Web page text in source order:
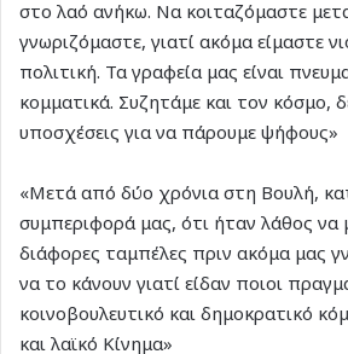
στο λαό ανήκω. Να κοιταζόμαστε
γνωριζόμαστε, γιατί ακόμα είμαστε
πολιτική. Τα γραφεία μας είναι
κομματικά. Συζητάμε και τον κόσμο,
υποσχέσεις για να πάρουμε ψήφους»
«Μετά από δύο χρόνια στη Βουλή,
συμπεριφορά μας, ότι ήταν λάθος να
διάφορες ταμπέλες πριν ακόμα μας
να το κάνουν γιατί είδαν ποιοι
κοινοβουλευτικό και δημοκρατικό
και λαϊκό Κίνημα»